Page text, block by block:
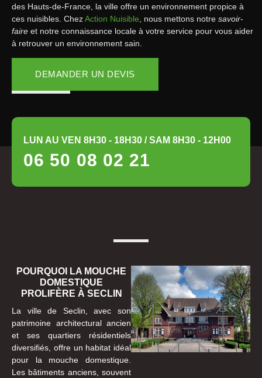
des Hauts-de-France, la ville offre un environnement propice à
ces nuisibles. ChezAction Nuisible , nous mettons notre savoir-
faire et notre connaissance locale à votre service pour vous aider
à retrouver un environnement sain.
DEMANDER UN DEVIS
LUN AU VEN 8H30 - 18H30 / SAM 8H30 - 12H00
06 50 08 02 21
POURQUOI LA MOUCHE
DOMESTIQUE
PROLIFÈRE À SECLIN
La ville de Seclin, avec son
patrimoine architectural ancien
et ses quartiers résidentiels
diversifiés, offre un habitat idéal
pour la mouche domestique.
Les bâtiments anciens, souvent